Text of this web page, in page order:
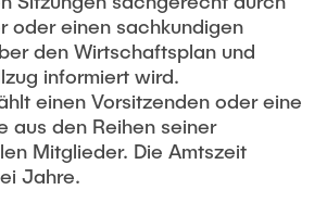
oder einen sachkundigen
den Wirtschaftsplan und
informiert wird.
einen Vorsitzenden oder eine
aus den Reihen seiner
Mitglieder. Die Amtszeit
Jahre.